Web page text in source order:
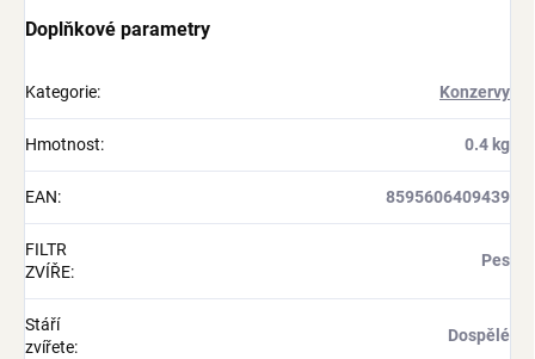
Doplňkové parametry
Kategorie: Konzervy
Hmotnost: 0.4 kg
EAN: 8595606409439
FILTR
ZVÍŘE:
Pes
Stáří
zvířete:
Dospělé